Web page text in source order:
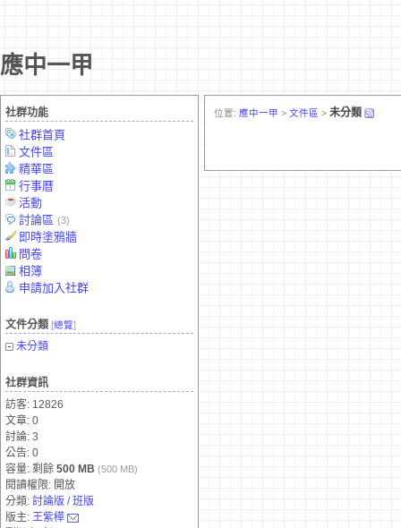
應中一甲
社群功能
社群首頁
文件區
精華區
行事曆
活動
討論區 (3)
即時塗鴉牆
問卷
相簿
申請加入社群
文件分類 [總覽]
未分類
社群資訊
訪客: 12826
文章: 0
討論: 3
公告: 0
容量: 剩餘 500 MB (500 MB)
閱讀權限: 開放
分類: 討論版 / 班版
版主: 王紫樺
位置: 應中一甲 > 文件區 > 未分類